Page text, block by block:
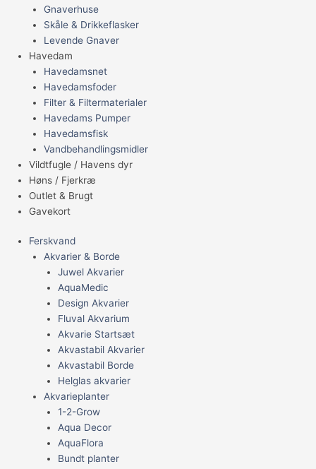
Gnaverhuse
Skåle & Drikkeflasker
Levende Gnaver
Havedam
Havedamsnet
Havedamsfoder
Filter & Filtermaterialer
Havedams Pumper
Havedamsfisk
Vandbehandlingsmidler
Vildtfugle / Havens dyr
Høns / Fjerkræ
Outlet & Brugt
Gavekort
Ferskvand
Akvarier & Borde
Juwel Akvarier
AquaMedic
Design Akvarier
Fluval Akvarium
Akvarie Startsæt
Akvastabil Akvarier
Akvastabil Borde
Helglas akvarier
Akvarieplanter
1-2-Grow
Aqua Decor
AquaFlora
Bundt planter